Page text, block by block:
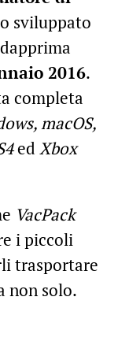
sviluppato
2016.
completa
macOS,
ed Xbox
VacPack
i piccoli
trasportare
non solo.